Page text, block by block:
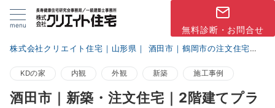
menu 無料診断・お問合せ
株式会社クリエイト住宅｜山形県｜ 酒田市｜鶴岡市の注文住宅
KDの家 内観 外観 新築 施工事例
酒田市｜新築・注文住宅｜2階建てプラ